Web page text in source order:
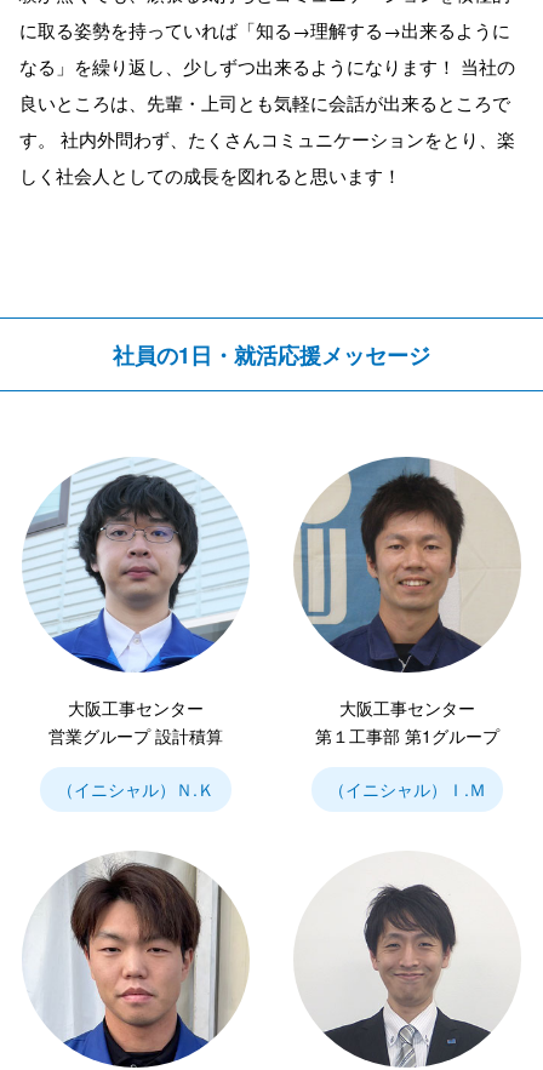
に取る姿勢を持っていれば「知る→理解する→出来るように
なる」を繰り返し、少しずつ出来るようになります！ 当社の
良いところは、先輩・上司とも気軽に会話が出来るところで
す。 社内外問わず、たくさんコミュニケーションをとり、楽
しく社会人としての成長を図れると思います！
社員の1日・就活応援メッセージ
大阪工事センター
営業グループ 設計積算
（イニシャル）Ｎ.Ｋ
大阪工事センター
第１工事部 第1グループ
（イニシャル）Ｉ.Ｍ